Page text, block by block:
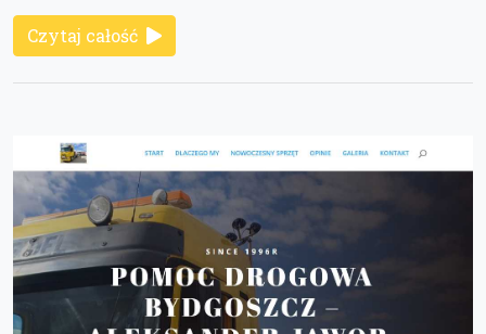
Czytaj całość